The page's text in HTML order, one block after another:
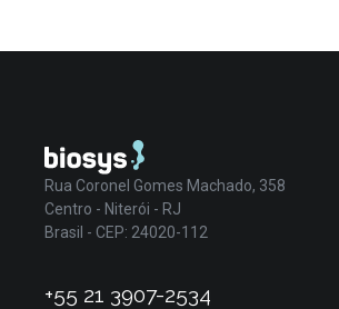
Rua Coronel Gomes Machado, 358
Centro - Niterói - RJ
Brasil - CEP: 24020-112
+55 21 3907-2534